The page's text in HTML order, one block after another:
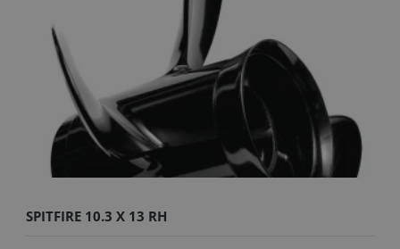
SPITFIRE 10.3 X 13 RH